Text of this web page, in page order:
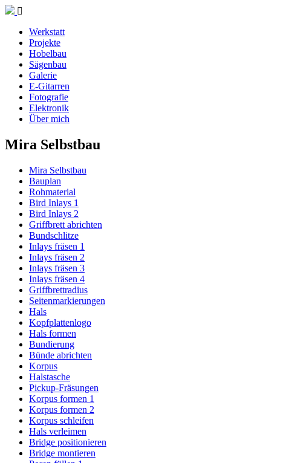
Werkstatt
Projekte
Hobelbau
Sägenbau
Galerie
E-Gitarren
Fotografie
Elektronik
Über mich
Mira Selbstbau
Mira Selbstbau
Bauplan
Rohmaterial
Bird Inlays 1
Bird Inlays 2
Griffbrett abrichten
Bundschlitze
Inlays fräsen 1
Inlays fräsen 2
Inlays fräsen 3
Inlays fräsen 4
Griffbrettradius
Seitenmarkierungen
Hals
Kopfplattenlogo
Hals formen
Bundierung
Bünde abrichten
Korpus
Halstasche
Pickup-Fräsungen
Korpus formen 1
Korpus formen 2
Korpus schleifen
Hals verleimen
Bridge positionieren
Bridge montieren